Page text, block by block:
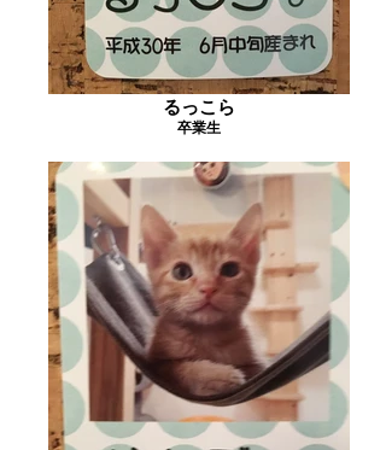
るっこら
卒業生